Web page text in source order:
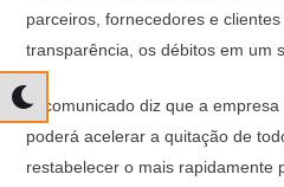
parceiros, fornecedores e
transparência, os débitos em um
O comunicado diz que a
poderá acelerar a quitação de
restabelecer o mais rapidamente